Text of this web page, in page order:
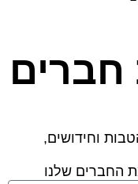
חברים
וחידושים,
החברים שלנו